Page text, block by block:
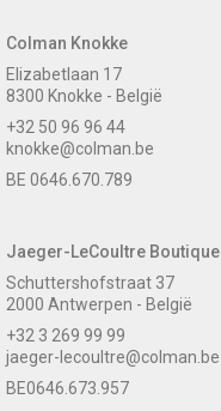
Colman Knokke
Elizabetlaan 17
8300 Knokke - België
+32 50 96 96 44
knokke@colman.be
BE 0646.670.789
Jaeger-LeCoultre Boutique
Schuttershofstraat 37
2000 Antwerpen - België
+32 3 269 99 99
jaeger-lecoultre@colman.be
BE0646.673.957